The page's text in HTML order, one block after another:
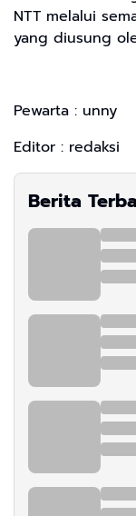
NTT melalui
yang diusung
Pewarta : unny
Editor : redaksi
Berita